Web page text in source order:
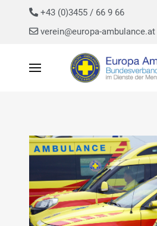
+43 (0)3455 / 66 9 66
verein@europa-ambulance.at